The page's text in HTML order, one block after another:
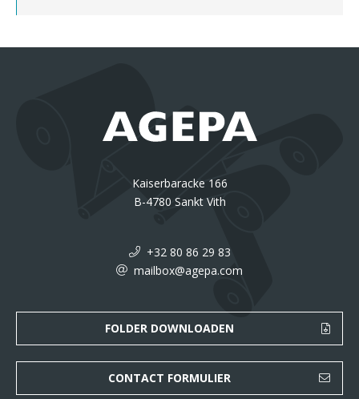
Kaiserbaracke 166
B-4780 Sankt Vith
+32 80 86 29 83
mailbox@agepa.com
FOLDER DOWNLOADEN
CONTACT FORMULIER